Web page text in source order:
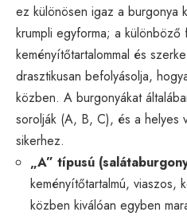
ez különösen igaz a burgonya
krumpli egyforma; a különböző
keményítőtartalommal és
drasztikusan befolyásolja,
közben. A burgonyákat
sorolják (A, B, C), és a helyes
sikerhez.
„A” típusú
keményítőtartalmú, viaszos,
közben kiválóan egyben